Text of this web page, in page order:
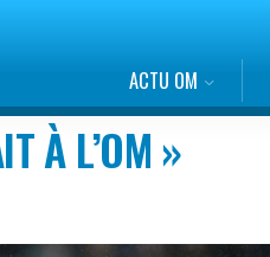
ACTU OM
À L’OM »